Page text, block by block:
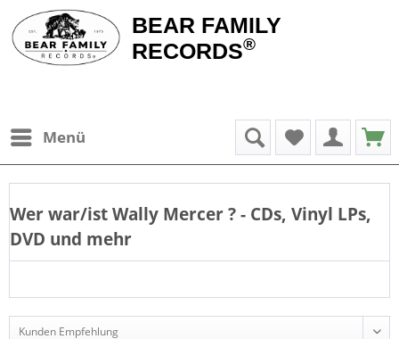
BEAR FAMILY
RECORDS®
Menü
Wer war/istWally Mercer? - CDs, Vinyl LPs,
DVD und mehr